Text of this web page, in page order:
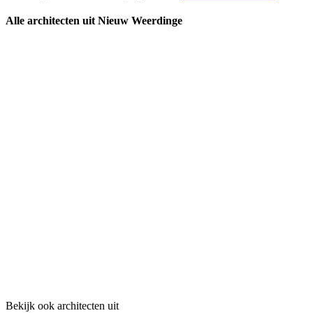
Alle architecten uit Nieuw Weerdinge
Bekijk ook architecten uit